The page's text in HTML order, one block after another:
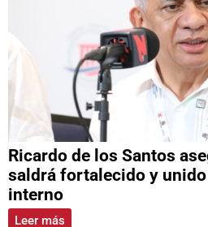
Ricardo de los Santos
saldrá fortalecido y
interno
Leer más